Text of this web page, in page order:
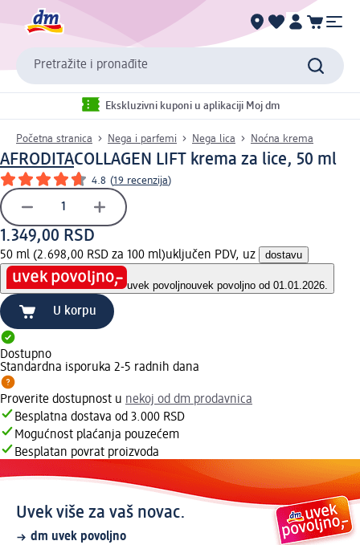
Pretražite i pronađite
Ekskluzivni kuponi u aplikaciji Moj dm
Početna stranica Nega i parfemi Nega lica Noćna krema
AFRODITACOLLAGEN LIFT krema za lice, 50 ml
4.8 (19 recenzija)
1.349,00 RSD
50 ml (2.698,00 RSD za 100 ml)uključen PDV, uz dostavu
uvek povoljnouvek povoljno od 01.01.2026.
U korpu
Dostupno
Standardna isporuka 2-5 radnih dana
Proverite dostupnost u nekoj od dm prodavnica
Besplatna dostava od 3.000 RSD
Mogućnost plaćanja pouzećem
Besplatan povrat proizvoda
Uvek više za vaš novac.
dm uvek povoljno